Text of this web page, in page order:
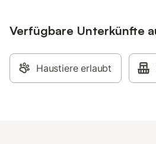
Verfügbare Unterkünfte
Haustiere erlaubt